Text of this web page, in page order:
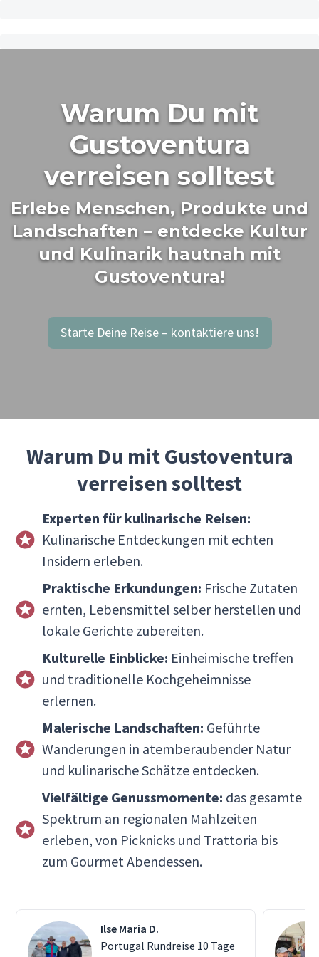
Warum Du mit
Gustoventura
verreisen solltest
Erlebe Menschen, Produkte und
Landschaften – entdecke Kultur
und Kulinarik hautnah mit
Gustoventura!
Starte Deine Reise – kontaktiere uns!
Warum Du mit Gustoventura
verreisen solltest
Experten für kulinarische Reisen:
Kulinarische Entdeckungen mit echten
Insidern erleben.
Praktische Erkundungen: Frische Zutaten
ernten, Lebensmittel selber herstellen und
lokale Gerichte zubereiten.
Kulturelle Einblicke: Einheimische treffen
und traditionelle Kochgeheimnisse
erlernen.
Malerische Landschaften: Geführte
Wanderungen in atemberaubender Natur
und kulinarische Schätze entdecken.
Vielfältige Genussmomente: das gesamte
Spektrum an regionalen Mahlzeiten
erleben, von Picknicks und Trattoria bis
zum Gourmet Abendessen.
Ilse Maria D.
Portugal Rundreise 10 Tage